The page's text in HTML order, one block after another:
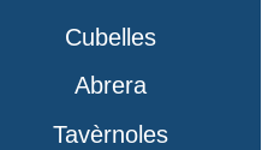
Cubelles
Abrera
Tavèrnoles